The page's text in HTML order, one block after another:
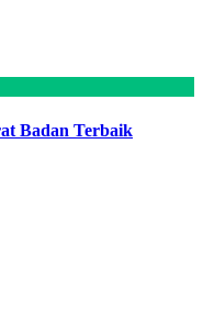
Badan Terbaik